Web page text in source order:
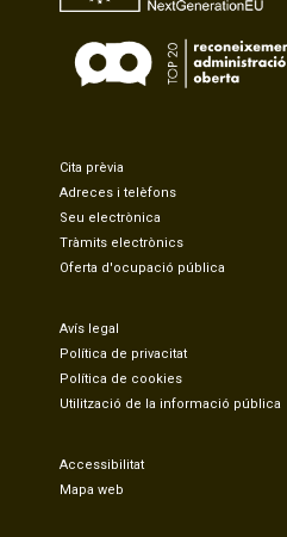
Cita prèvia
Adreces i telèfons
Seu electrònica
Tràmits electrònics
Oferta d'ocupació pública
Avís legal
Política de privacitat
Política de cookies
Utilització de la informació pública
Accessibilitat
Mapa web